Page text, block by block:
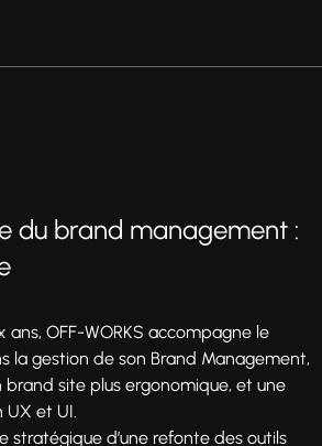
du brand management :
ans, OFF-WORKS accompagne le
la gestion de son Brand Management,
brand site plus ergonomique, et une
UX et UI.
stratégique d’une refonte des outils